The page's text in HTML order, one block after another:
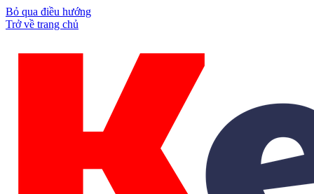
Bỏ qua điều hướng
Trở về trang chủ